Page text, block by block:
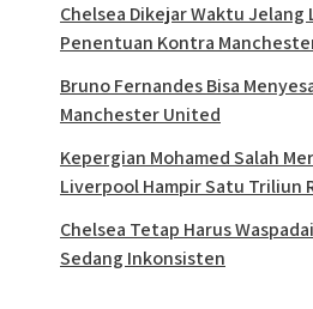
Chelsea Dikejar Waktu Jelang
Penentuan Kontra
Bruno Fernandes Bisa
Manchester United
Kepergian Mohamed Salah
Liverpool Hampir Satu Triliun
Chelsea Tetap Harus
Sedang Inkonsisten